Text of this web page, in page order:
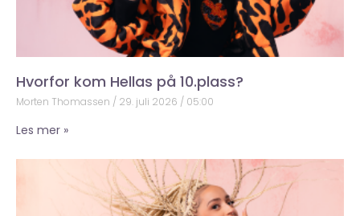
Hvorfor kom Hellas på 10.plass?
Morten Thomassen 29. juli 2026 05:00
Les mer »